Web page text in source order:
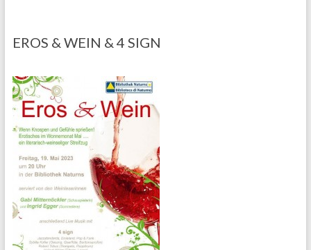
EROS & WEIN & 4 SIGN